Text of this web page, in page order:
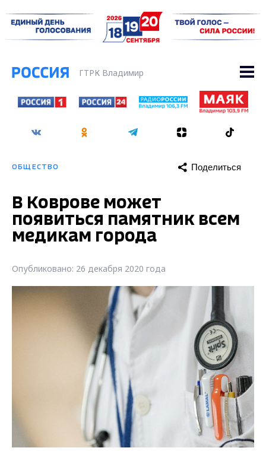
ГТРК Владимир
ОБЩЕСТВО Поделиться
В Коврове может
появиться памятник всем
медикам города
Опубликовано: 26 декабря 2020 года